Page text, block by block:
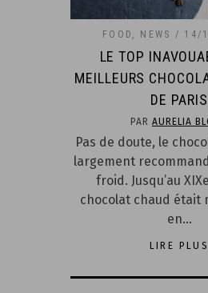
FOOD , NEWS 14/
LE TOP
MEILLEURS
DE PARIS
PAR AURELIA
Pas de doute, le
largement
froid. Jusqu’au
chocolat chaud était
en…
LIRE PLUS